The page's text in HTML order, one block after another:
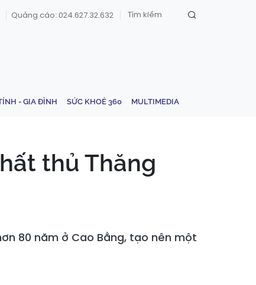
Quảng cáo: 024.627.32.632
- GIA ĐÌNH SỨC KHOẺ 360 MULTIMEDIA
thủ Thăng
80 năm ở Cao Bằng, tạo nên một